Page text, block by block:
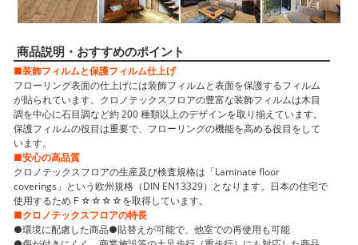
商品説明・おすすめのポイント
■装飾フィルムと保護フィルム仕上げ
フローリング表面の仕上げには装飾フィルムと表面を保護するフィルム
が貼られています。クロノテックスフロアの豊富な装飾フィルムは木目
調を中心に石目調など約 200 種類以上のデザインを取り揃えています。
保護フィルムの役目は重要で、フローリングの機能を高める役目をして
います。
■安心の高品質
クロノテックスフロアの生産及び検査規格は「Laminate floor
coverings」という欧州規格（DIN EN13329）となります。日本の住宅で
使用するため F ☆☆☆☆を取得しています。
■クロノテックスフロアの特長
●環境に配慮した商品●貼替えが可能で、他室での再使用も可能